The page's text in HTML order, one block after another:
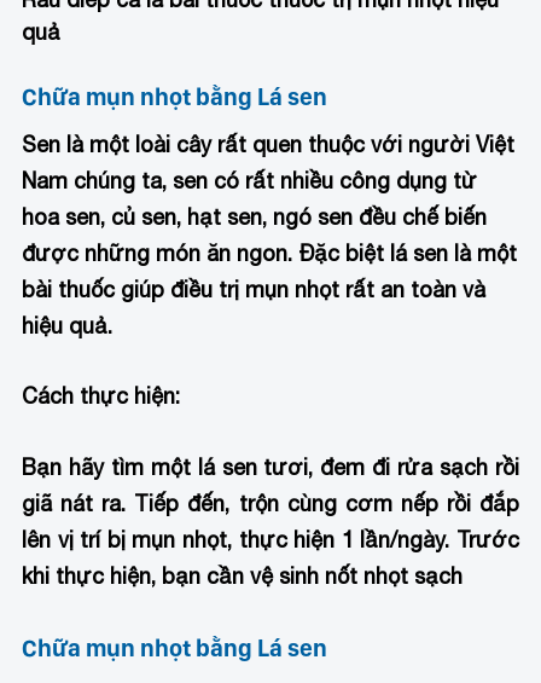
quả
Chữa mụn nhọt bằng Lá sen
Sen là một loài cây rất quen thuộc với người Việt
Nam chúng ta, sen có rất nhiều công dụng từ
hoa sen, củ sen, hạt sen, ngó sen đều chế biến
được những món ăn ngon. Đặc biệt lá sen là một
bài thuốc giúp điều trị mụn nhọt rất an toàn và
hiệu quả.
Cách thực hiện:
Bạn hãy tìm một lá sen tươi, đem đi rửa sạch rồi
giã nát ra. Tiếp đến, trộn cùng cơm nếp rồi đắp
lên vị trí bị mụn nhọt, thực hiện 1 lần/ngày. Trước
khi thực hiện, bạn cần vệ sinh nốt nhọt sạch
Chữa mụn nhọt bằng Lá sen